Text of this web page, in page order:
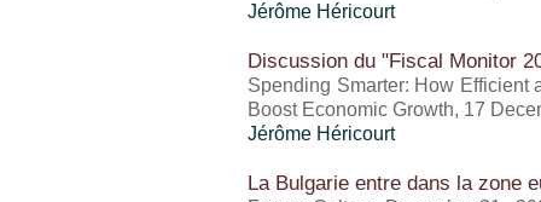
Jérôme Héricourt
Discussion du "Fiscal Monitor
Spending Smarter: How
Boost Economic Growth, 17
Jérôme Héricourt
La Bulgarie entre dans la zone